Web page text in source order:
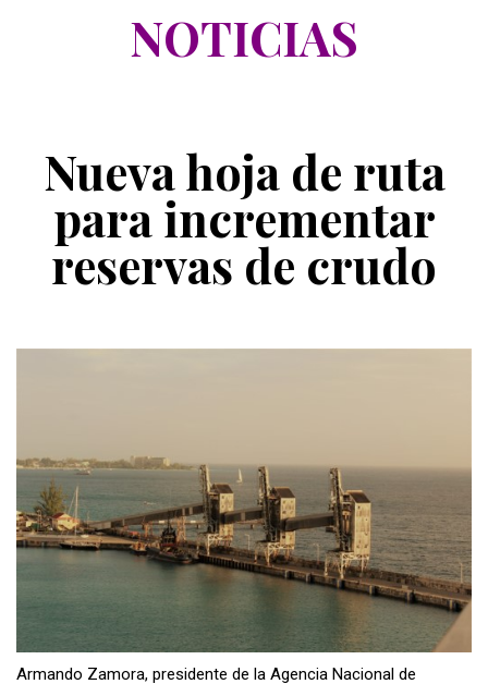
NOTICIAS
Nueva hoja de ruta
para incrementar
reservas de crudo
Armando Zamora, presidente de la Agencia Nacional de